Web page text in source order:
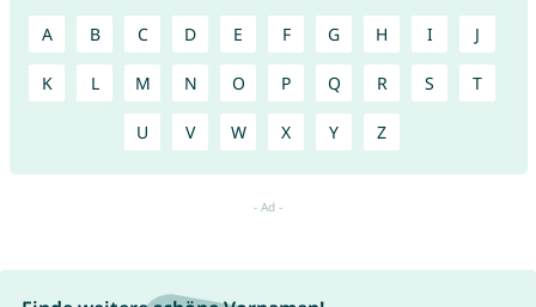
A B C D E F G H I J
K L M N O P Q R S T
U V W X Y Z